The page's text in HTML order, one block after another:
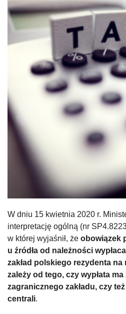
W dniu 15 kwietnia 2020 r.
interpretację ogólną (nr
w której wyjaśnił, że obowiązek
u źródła od należności
zakład polskiego rezydenta
zależy od tego, czy wypłata
zagranicznego zakładu, czy
centrali.